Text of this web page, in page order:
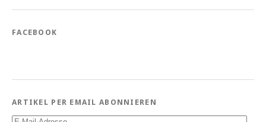
FACEBOOK
ARTIKEL PER EMAIL ABONNIEREN
E-